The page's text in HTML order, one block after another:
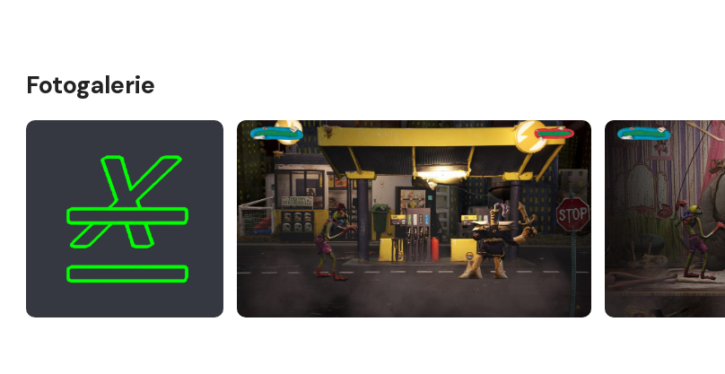
Fotogalerie